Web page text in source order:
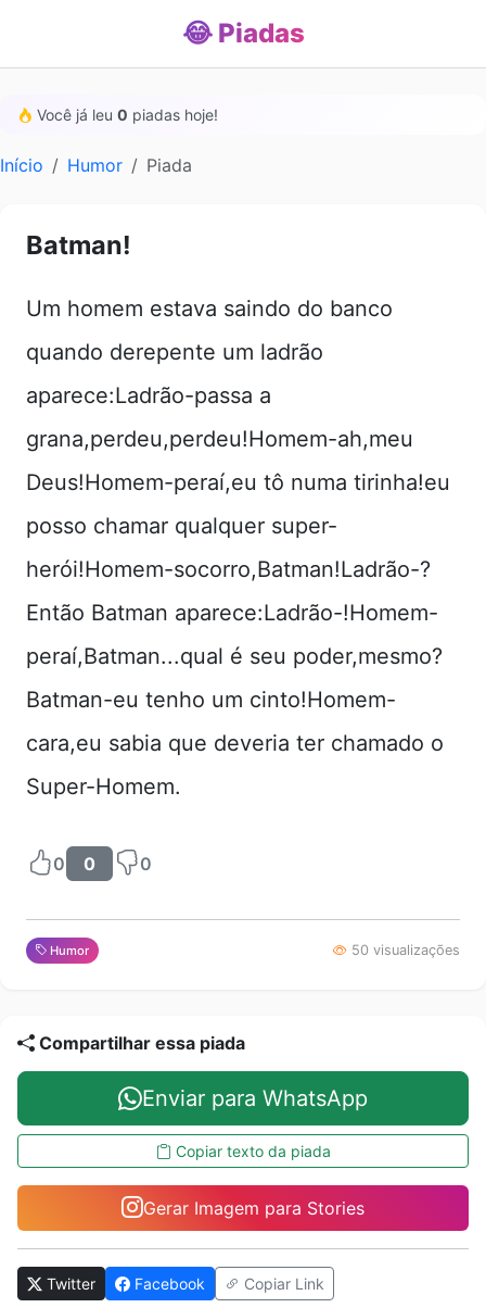
😂 Piadas
Você já leu 0 piadas hoje!
Início Humor Piada
Batman!
Um homem estava saindo do banco
quando derepente um ladrão
aparece:Ladrão-passa a
grana,perdeu,perdeu!Homem-ah,meu
Deus!Homem-peraí,eu tô numa tirinha!eu
posso chamar qualquer super-
herói!Homem-socorro,Batman!Ladrão-?
Então Batman aparece:Ladrão-!Homem-
peraí,Batman...qual é seu poder,mesmo?
Batman-eu tenho um cinto!Homem-
cara,eu sabia que deveria ter chamado o
Super-Homem.
0 0 0
Humor 50 visualizações
Compartilhar essa piada
Enviar para WhatsApp
Copiar texto da piada
Gerar Imagem para Stories
Twitter Facebook Copiar Link